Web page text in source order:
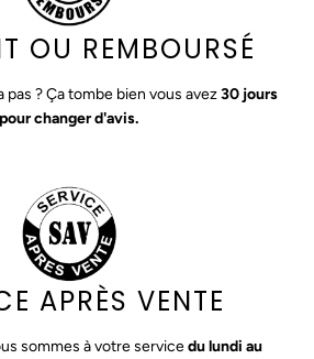
OU REMBOURSÉ
? Ça tombe bien vous avez30 jours
pour changer d'avis.
APRÈS VENTE
sommes à votre servicedu lundi au